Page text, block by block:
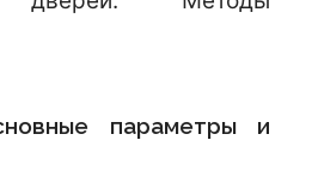
параметры и